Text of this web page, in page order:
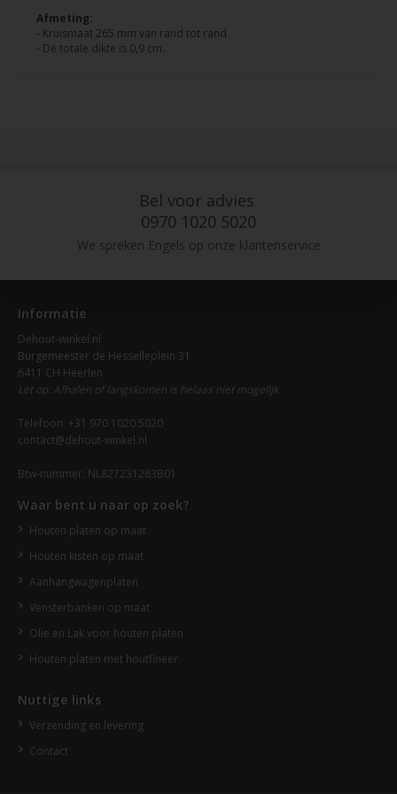
Afmeting:
- Kruismaat 265 mm van rand tot rand
- De totale dikte is 0,9 cm.
Bel voor advies
0970 1020 5020
We spreken Engels op onze klantenservice
Informatie
Dehout-winkel.nl
Burgemeester de Hesselleplein 31
6411 CH Heerlen
Let op: Afhalen of langskomen is helaas niet mogelijk.
Telefoon: +31 970 1020 5020
contact@dehout-winkel.nl
Btw-nummer: NL827231283B01
Waar bent u naar op zoek?
Houten platen op maat
Houten kisten op maat
Aanhangwagenplaten
Vensterbanken op maat
Olie en Lak voor houten platen
Houten platen met houtfineer
Nuttige links
Verzending en levering
Contact